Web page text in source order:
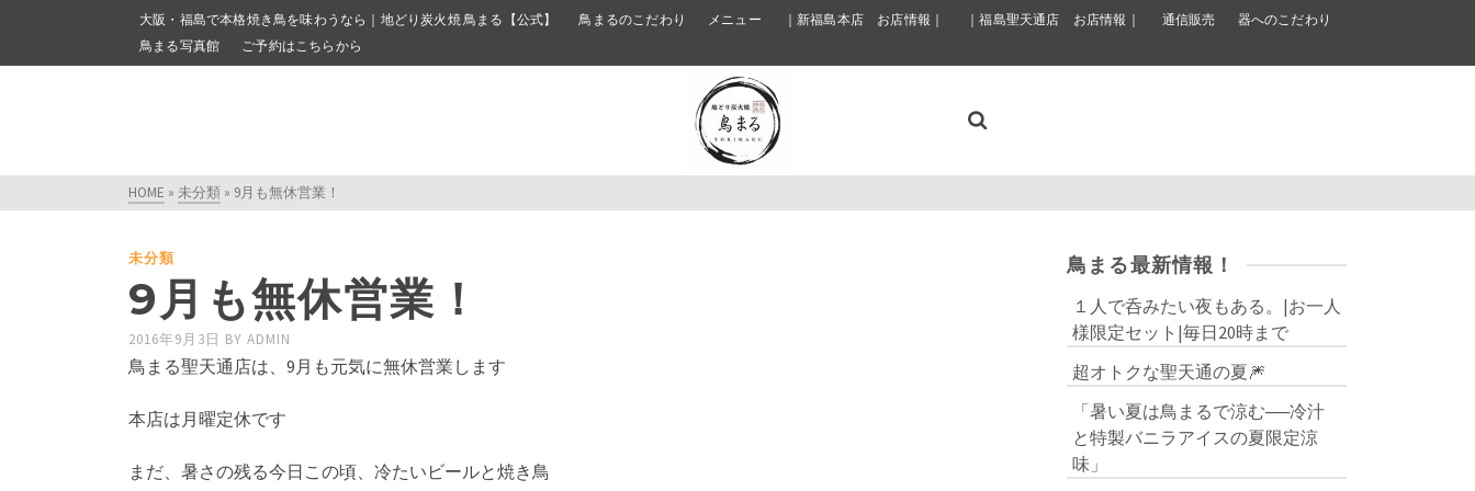
大阪・福島で本格焼き鳥を味わうなら｜地どり炭火焼 鳥まる【公式】 鳥まるのこだわり メニュー ｜新福島本店 お店情報｜ ｜福島聖天通店 お店情報｜ 通信販売
器へのこだわり
鳥まる写真館
ご予約はこちらから
HOME » 未分類 » 9月も無休営業！
未分類
9月も無休営業！
2016年9月3日 BY ADMIN
鳥まる聖天通店は、9月も元気に無休営業します
本店は月曜定休です
まだ、暑さの残る今日この頃、冷たいビールと焼き鳥
鳥まる最新情報！
１人で呑みたい夜もある。|お一人
様限定セット|毎日20時まで
超オトクな聖天通の夏🎆
「暑い夏は鳥まるで涼む──冷汁
と特製バニラアイスの夏限定涼
味」